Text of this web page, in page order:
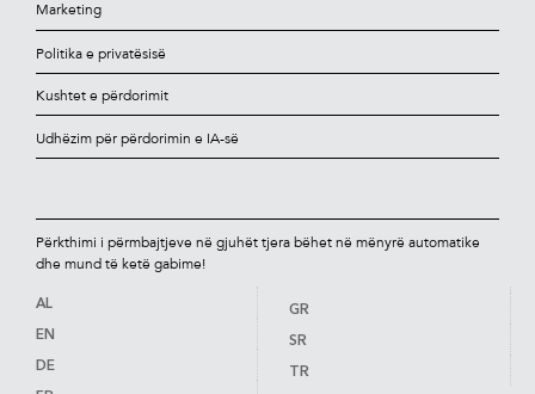
Marketing
Politika e privatësisë
Kushtet e përdorimit
Udhëzim për përdorimin e IA-së
Përkthimi i përmbajtjeve në gjuhët tjera bëhet në mënyrë automatike
dhe mund të ketë gabime!
AL
EN
DE
GR
SR
TR